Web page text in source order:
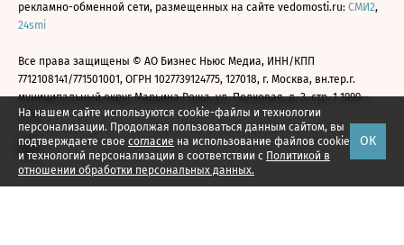
На нашем сайте используются cookie-файлы и технологии
персонализации. Продолжая пользоваться данным сайтом, вы
подтверждаете свое согласие на использование файлов cookie
и технологий персонализации в соответствии с Политикой в
отношении обработки персональных данных.
ОК
рекламно-обменной сети, размещенных на сайте vedomosti.ru: СМИ2,
24smi
Все права защищены © АО Бизнес Ньюс Медиа, ИНН/КПП
7712108141/771501001, ОГРН 1027739124775, 127018, г. Москва, вн.тер.г.
муниципальный округ Марьина Роща, ул. Полковая, д. 3, стр. 1 1999—
2026